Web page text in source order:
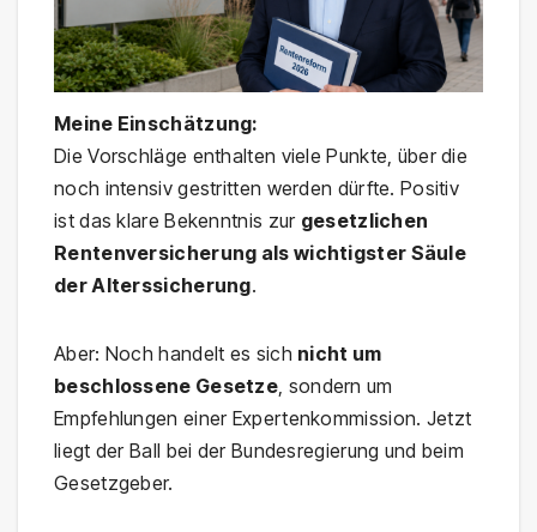
Meine Einschätzung:
Die Vorschläge enthalten viele Punkte, über die
noch intensiv gestritten werden dürfte. Positiv
ist das klare Bekenntnis zur gesetzlichen
Rentenversicherung als wichtigster Säule
der Alterssicherung.
Aber: Noch handelt es sich nicht um
beschlossene Gesetze, sondern um
Empfehlungen einer Expertenkommission. Jetzt
liegt der Ball bei der Bundesregierung und beim
Gesetzgeber.